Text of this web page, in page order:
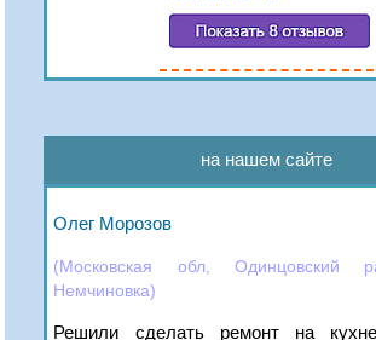
на нашем сайте
Олег Морозов
(Московская обл, Одинцовский
Немчиновка)
Решили сделать ремонт на